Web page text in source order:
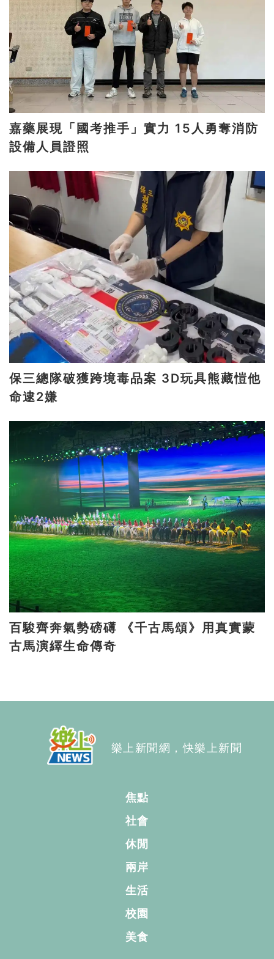
嘉藥展現「國考推手」實力 15人勇奪消防
設備人員證照
保三總隊破獲跨境毒品案 3D玩具熊藏愷他
命逮2嫌
百駿齊奔氣勢磅礡 《千古馬頌》用真實蒙
古馬演繹生命傳奇
樂上新聞網，快樂上新聞
焦點
社會
休閒
兩岸
生活
校園
美食